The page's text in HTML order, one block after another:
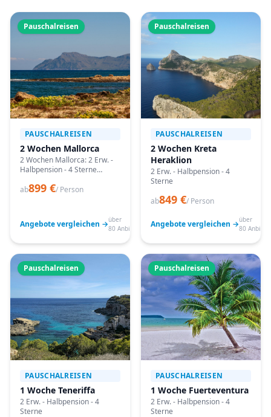
Pauschalreisen
PAUSCHALREISEN
2 Wochen Mallorca
2 Wochen Mallorca: 2 Erw. -
Halbpension - 4 Sterne
passende Termine prüfen
ab899 €/ Person
Angebote vergleichen →über
80 Anbieter
Pauschalreisen
PAUSCHALREISEN
2 Wochen Kreta
Heraklion
2 Erw. - Halbpension - 4
Sterne
ab849 €/ Person
Angebote vergleichen →über
80
Pauschalreisen
PAUSCHALREISEN
1 Woche Teneriffa
2 Erw. - Halbpension - 4
Sterne
Pauschalreisen
PAUSCHALREISEN
1 Woche Fuerteventura
2 Erw. - Halbpension - 4
Sterne